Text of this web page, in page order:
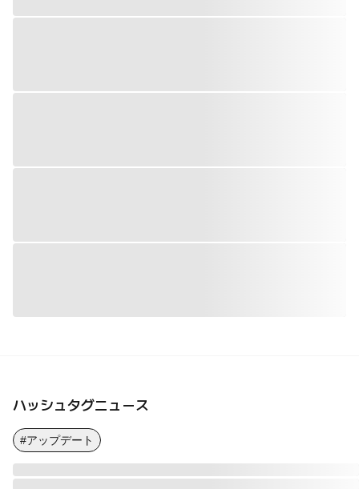
ハッシュタグニュース
#アップデート